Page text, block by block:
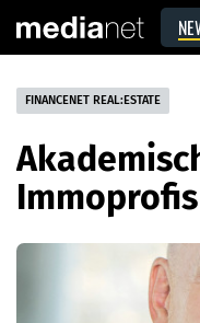
FINANCENET REAL:ESTATE
Immoprofis